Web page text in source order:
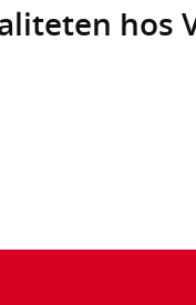
hos